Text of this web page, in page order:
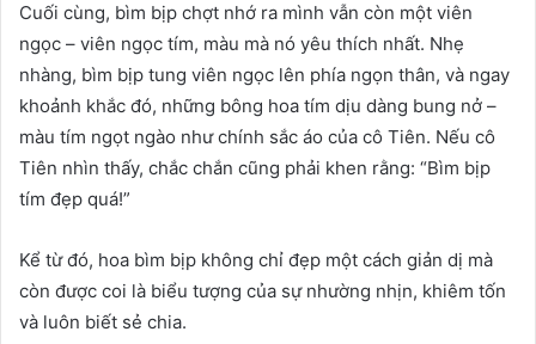
Cuối cùng, bìm bịp chợt nhớ ra mình vẫn còn một viên
ngọc – viên ngọc tím, màu mà nó yêu thích nhất. Nhẹ
nhàng, bìm bịp tung viên ngọc lên phía ngọn thân, và ngay
khoảnh khắc đó, những bông hoa tím dịu dàng bung nở –
màu tím ngọt ngào như chính sắc áo của cô Tiên. Nếu cô
Tiên nhìn thấy, chắc chắn cũng phải khen rằng: “Bìm bịp
tím đẹp quá!”
Kể từ đó, hoa bìm bịp không chỉ đẹp một cách giản dị mà
còn được coi là biểu tượng của sự nhường nhịn, khiêm tốn
và luôn biết sẻ chia.